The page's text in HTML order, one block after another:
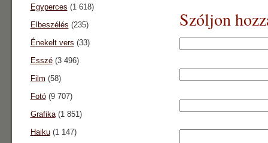
Szóljon
Egyperces (1 618)
Elbeszélés (235)
Énekelt vers (33)
Esszé(3 496)
Film (58)
Fotó(9 707)
Grafika(1 851)
Haiku(1 147)